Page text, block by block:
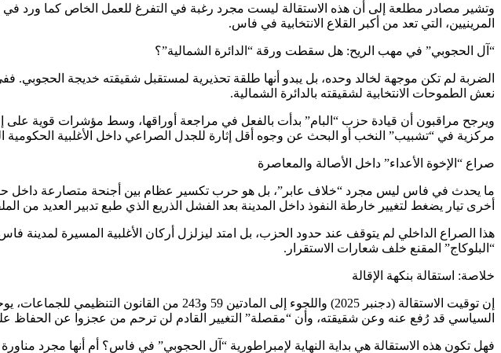
وتشير مصادر مطلعة إلى أن هذه الاستقالة ليست مجرد رغبة في التفرغ للعمل الخاص كما ورد
المرينيين، التي تعد من أكبر القلاع الانتخابية في فاس.
“آل الحجوبي” في مهب الريح: هل سقطت ورقة “الدائرة الشمالية”؟
الضربة لم تكن موجهة لخالد وحده، بل يبدو أنها طلقة تحذيرية لمستقبل شقيقته خديجة
نعش الطموحات الانتخابية لشقيقته بالدائرة الشمالية.
ويرجح مراقبون أن قيادة حزب “البام” بدأت بالفعل في مراجعة أوراقها، وسط مؤشرات قوية
مركزية في “تشبيب” النخب أو البحث عن وجوه أقل إثارة للجدل الصراعي داخل الأغلبية الحكومية
صراع “الإخوة الأعداء” داخل الأصالة والمعاصرة
ما يحدث في فاس ليس مجرد “خلاف عابر”، بل هو حرب تكسير عظام بين أجنحة متصارعة داخل
أخرى تيار يضغط لتغيير خارطة النفوذ داخل المدينة بعد الفشل الذريع الذي طبع تدبير العديد من
هذا الصراع الداخلي لم يتوقف عند حدود الحزب، بل امتد ليزلزل أركان الأغلبية المسيرة
“البلوكاج” المقنع خلف شعارات الاستقرار.
خلاصة: استقالة بنكهة الإقالة
إن توقيت الاستقالة (دجنبر 2025) واللجوء إلى
السياسي قد رُفع عنه وعن شقيقته، وأن “مقصلة” التغيير القادم لن ترحم من عجزوا عن الحفاظ
فهل تكون هذه الاستقالة هي بداية النهاية لإمبراطورية “آل الحجوبي” في فاس؟ أم أنها مجرد مناورة لإعادة ترتيب الصفوف قبل